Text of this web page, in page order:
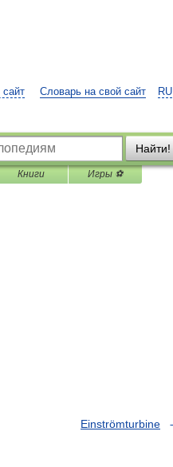
RU
сайт Словарь на свой сайт
Найти!
Книги Игры ⚽
Einströmturbine